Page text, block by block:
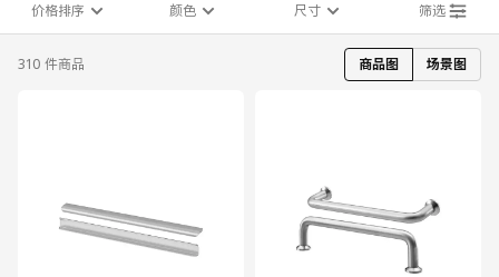
价格排序 颜色 尺寸 筛选
310 件商品 商品图 场景图